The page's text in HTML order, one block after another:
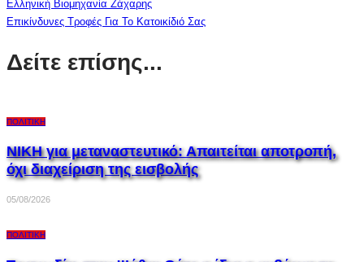
Ελληνική Βιομηχανία Ζάχαρης
Επικίνδυνες Τροφές Για Το Κατοικίδιό Σας
Δείτε επίσης...
ΠΟΛΙΤΙΚΉ
ΝΙΚΗ για μεταναστευτικό: Απαιτείται αποτροπή,
όχι διαχείριση της εισβολής
05/08/2026
ΠΟΛΙΤΙΚΉ